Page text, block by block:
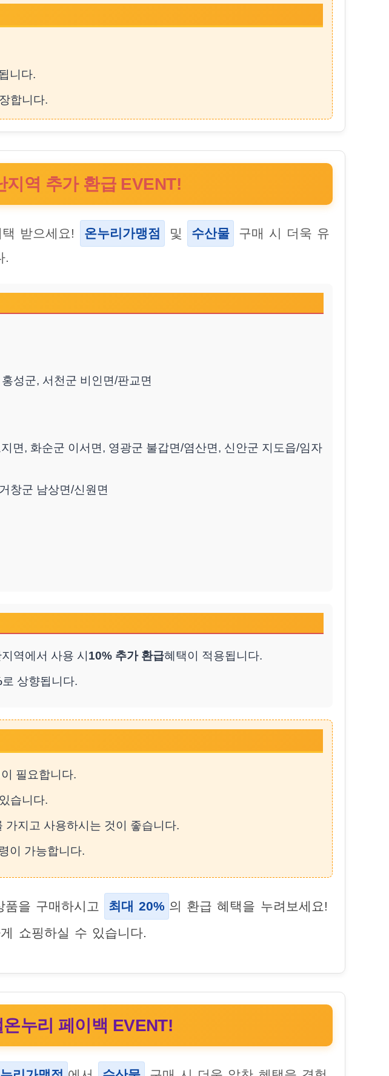
니다.
합니다.
지역 추가 환급 EVENT!
받으세요! 온누리가맹점 및 수산물
구매 시 더욱 유
.
성군, 서천군 비인면/판교면
면, 화순군 이서면, 영광군 불갑면/염산면, 신안군 지도읍/임자
창군 남상면/신원면
역에서 사용 시 10% 추가 환급혜택이 적용됩니다.
로 상향됩니다.
필요합니다.
습니다.
지고 사용하시는 것이 좋습니다.
이 가능합니다.
품을 구매하시고 최대 20% 의 환급 혜택을 누려보세요!
쇼핑하실 수 있습니다.
누리 페이백 EVENT!